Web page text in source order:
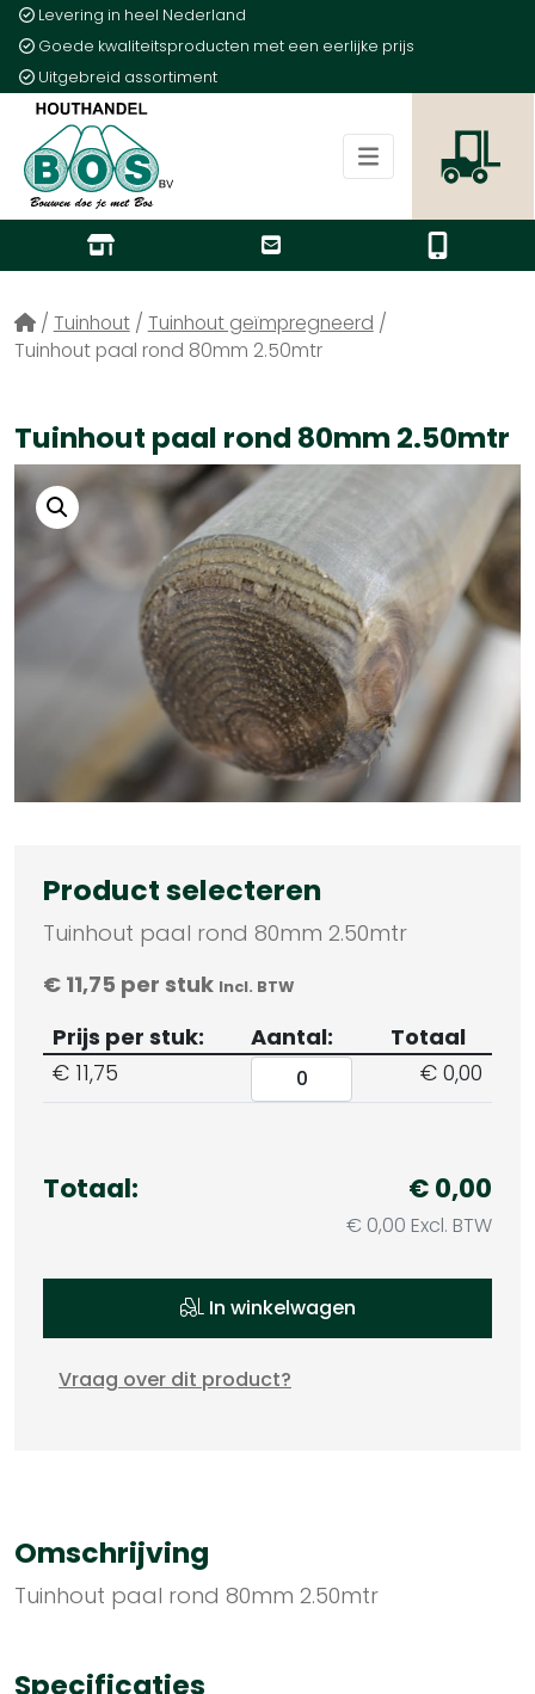
Levering in heel Nederland
Goede kwaliteitsproducten met een eerlijke prijs
Uitgebreid assortiment
/ Tuinhout / Tuinhout geïmpregneerd /
Tuinhout paal rond 80mm 2.50mtr
Tuinhout paal rond 80mm 2.50mtr
Product selecteren
Tuinhout paal rond 80mm 2.50mtr
€ 11,75 per stuk Incl. BTW
Prijs per stuk: Aantal:
Totaal
€ 11,75
€ 0,00
Totaal: €0,00
€ 0,00 Excl. BTW
In winkelwagen
Vraag over dit product?
Omschrijving
Tuinhout paal rond 80mm 2.50mtr
Specificaties